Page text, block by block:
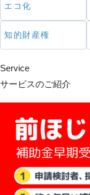
エコ化
知的財産権
Service
サービスのご紹介